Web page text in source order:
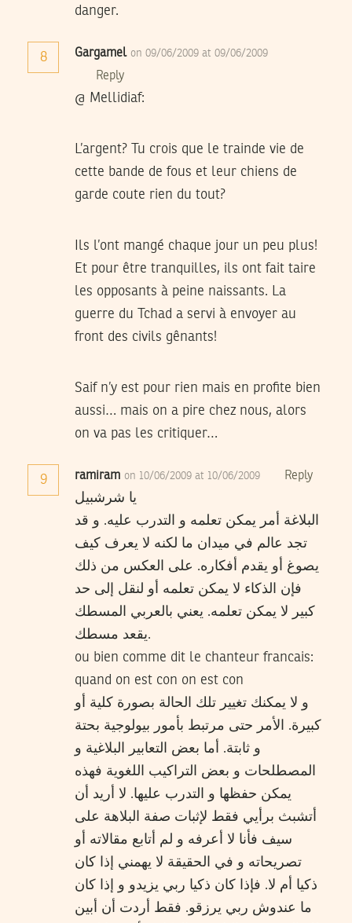
danger.
8 Gargamel on 09/06/2009 at 09/06/2009
Reply
@ Mellidiaf:
L’argent? Tu crois que le trainde vie de
cette bande de fous et leur chiens de
garde coute rien du tout?
Ils l’ont mangé chaque jour un peu plus!
Et pour être tranquilles, ils ont fait taire
les opposants à peine naissants. La
guerre du Tchad a servi à envoyer au
front des civils gênants!
Saif n’y est pour rien mais en profite bien
aussi… mais on a pire chez nous, alors
on va pas les critiquer…
9 ramiram on 10/06/2009 at 10/06/2009 Reply
يا شرشبيل
البلاغة أمر يمكن تعلمه و التدرب عليه. و قد
تجد عالم في ميدان ما لكنه لا يعرف كيف
يصوغ أو يقدم أفكاره. على العكس من ذلك
فإن الذكاء لا يمكن تعلمه أو لنقل إلى حد
كبير لا يمكن تعلمه. يعني بالعربي المسطك
يقعد مسطك.
ou bien comme dit le chanteur francais:
quand on est con on est con
و لا يمكنك تغيير تلك الحالة بصورة كلية أو
كبيرة. الأمر حتى مرتبط بأمور بيولوجية بحتة
و ثابتة. أما بعض التعابير البلاغية و
المصطلحات و بعض التراكيب اللغوية فهذه
يمكن حفظها و التدرب عليها. لا أريد أن
أتشبث برأيي فقط لإثبات صفة البلاهة على
سيف فأنا لا أعرفه و لم أتابع مقالاته أو
تصريحاته و في الحقيقة لا يهمني إذا كان
ذكيا أم لا. فإذا كان ذكيا ربي يزيدو و إذا كان
ما عندوش ربي يرزقو. فقط أردت أن أبين